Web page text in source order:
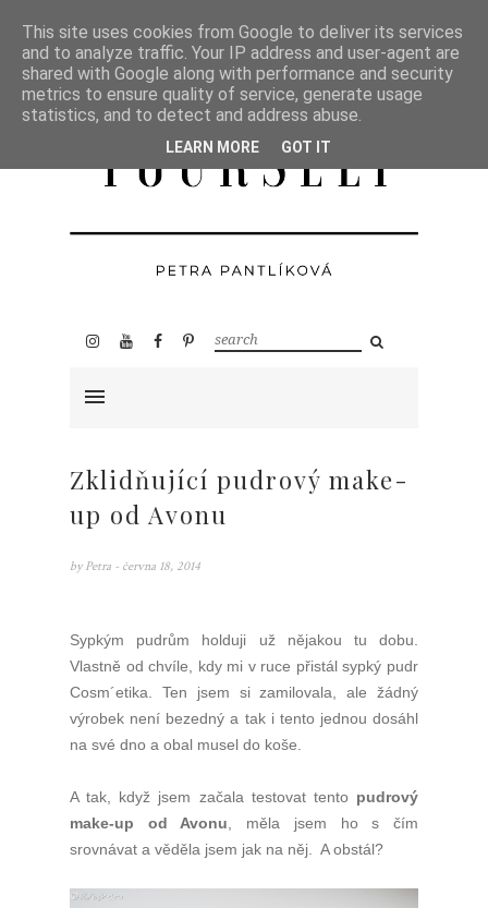
Zklidňující pudrový make-
up od Avonu
by Petra - června 18, 2014
Sypkým pudrům holduji už nějakou tu dobu.
Vlastně od chvíle, kdy mi v ruce přistál sypký pudr
Cosm´etika. Ten jsem si zamilovala, ale žádný
výrobek není bezedný a tak i tento jednou dosáhl
na své dno a obal musel do koše.
A tak, když jsem začala testovat tento pudrový
make-up od Avonu, měla jsem ho s čím
srovnávat a věděla jsem jak na něj. A obstál?
This site uses cookies from Google to deliver its services
and to analyze traffic. Your IP address and user-agent are
shared with Google along with performance and security
metrics to ensure quality of service, generate usage
statistics, and to detect and address abuse.
LEARN MORE GOT IT